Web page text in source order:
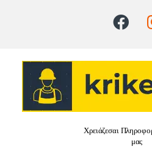
Χρειάζεσαι
μας